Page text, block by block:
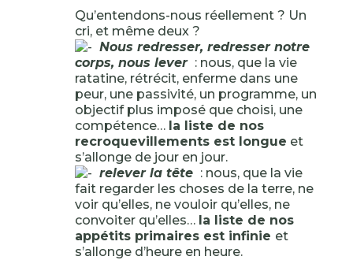
Qu’entendons-nous réellement ? Un
cri, et même deux ?
Nous redresser, redresser notre
corps, nous lever : nous, que la vie
ratatine, rétrécit, enferme dans une
peur, une passivité, un programme, un
objectif plus imposé que choisi, une
compétence… la liste de nos
recroquevillements est longue et
s’allonge de jour en jour.
relever la tête : nous, que la vie
fait regarder les choses de la terre, ne
voir qu’elles, ne vouloir qu’elles, ne
convoiter qu’elles… la liste de nos
appétits primaires est infinie et
s’allonge d’heure en heure.